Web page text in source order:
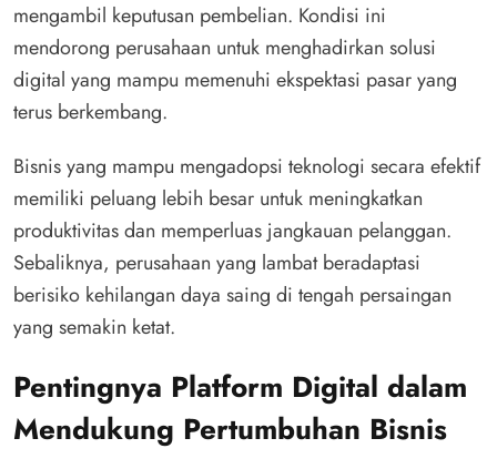
mengambil keputusan pembelian. Kondisi ini
mendorong perusahaan untuk menghadirkan solusi
digital yang mampu memenuhi ekspektasi pasar yang
terus berkembang.
Bisnis yang mampu mengadopsi teknologi secara efektif
memiliki peluang lebih besar untuk meningkatkan
produktivitas dan memperluas jangkauan pelanggan.
Sebaliknya, perusahaan yang lambat beradaptasi
berisiko kehilangan daya saing di tengah persaingan
yang semakin ketat.
Pentingnya Platform Digital dalam
Mendukung Pertumbuhan Bisnis